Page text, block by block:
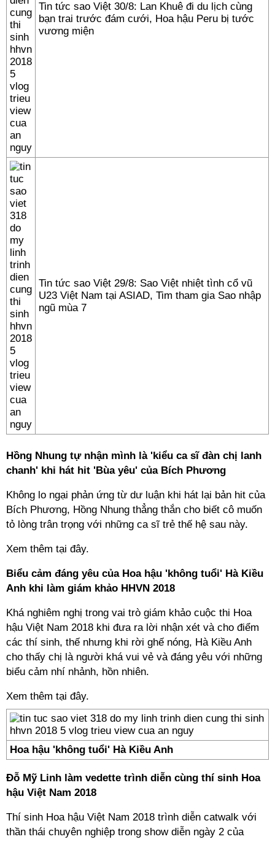
Tin tức sao Việt 30/8: Lan Khuê đi du lịch cùng
bạn trai trước đám cưới, Hoa hậu Peru bị tước
vương miện
Tin tức sao Việt 29/8: Sao Việt nhiệt tình cổ vũ
U23 Việt Nam tại ASIAD, Tim tham gia Sao nhập
ngũ mùa 7
Hồng Nhung tự nhận mình là 'kiểu ca sĩ đàn chị lanh
chanh' khi hát hit 'Bùa yêu' của Bích Phương
Không lo ngại phản ứng từ dư luận khi hát lại bản hit của
Bích Phương, Hồng Nhung thẳng thắn cho biết cô muốn
tỏ lòng trân trọng với những ca sĩ trẻ thế hệ sau này.
Xem thêm tại đây.
Biểu cảm đáng yêu của Hoa hậu 'không tuổi' Hà Kiều
Anh khi làm giám khảo HHVN 2018
Khá nghiêm nghị trong vai trò giám khảo cuộc thi Hoa
hậu Việt Nam 2018 khi đưa ra lời nhận xét và cho điểm
các thí sinh, thế nhưng khi rời ghế nóng, Hà Kiều Anh
cho thấy chị là người khá vui vẻ và đáng yêu với những
biểu cảm nhí nhảnh, hồn nhiên.
Xem thêm tại đây.
Hoa hậu 'không tuổi' Hà Kiều Anh
Đỗ Mỹ Linh làm vedette trình diễn cùng thí sinh Hoa
hậu Việt Nam 2018
Thí sinh Hoa hậu Việt Nam 2018 trình diễn catwalk với
thần thái chuyên nghiệp trong show diễn ngày 2 của